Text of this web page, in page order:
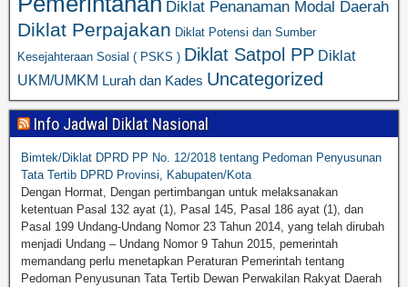
Diklat Penanaman Modal Daerah
Diklat Perpajakan Diklat Potensi dan Sumber
Kesejahteraan Sosial ( PSKS ) Diklat Satpol PP Diklat
UKM/UMKM Lurah dan Kades Uncategorized
Info Jadwal Diklat Nasional
Bimtek/Diklat DPRD PP No. 12/2018 tentang Pedoman Penyusunan
Tata Tertib DPRD Provinsi, Kabupaten/Kota
Dengan Hormat, Dengan pertimbangan untuk melaksanakan
ketentuan Pasal 132 ayat (1), Pasal 145, Pasal 186 ayat (1), dan
Pasal 199 Undang-Undang Nomor 23 Tahun 2014, yang telah dirubah
menjadi Undang – Undang Nomor 9 Tahun 2015, pemerintah
memandang perlu menetapkan Peraturan Pemerintah tentang
Pedoman Penyusunan Tata Tertib Dewan Perwakilan Rakyat Daerah